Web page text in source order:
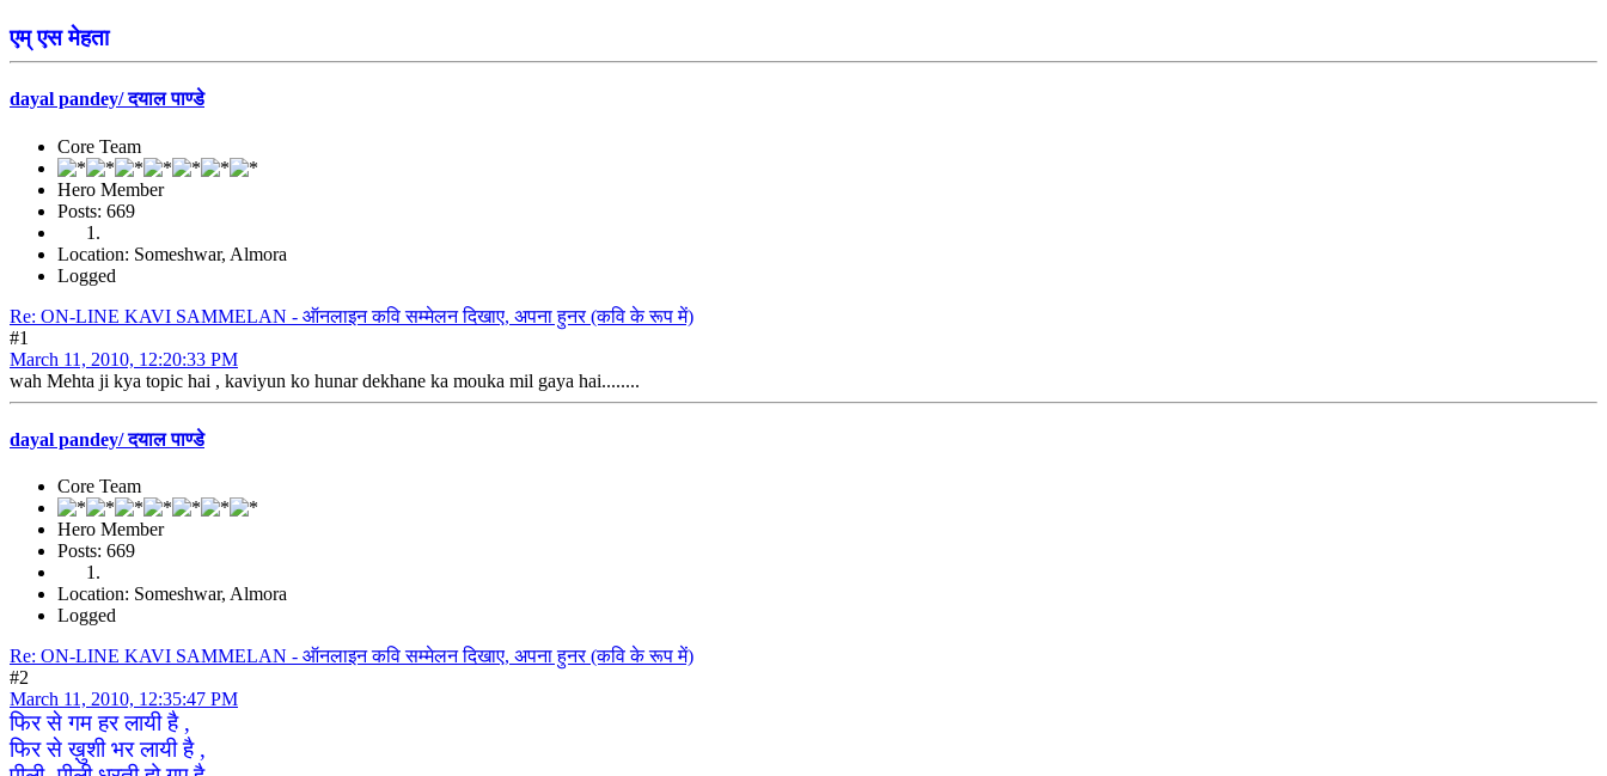
एम् एस मेहता
dayal pandey/ दयाल पाण्डे
Core Team
Hero Member
Posts: 669
Location: Someshwar, Almora
Logged
Re: ON-LINE KAVI SAMMELAN - ऑनलाइन कवि सम्मेलन दिखाए, अपना हुनर (कवि के रूप में)
#1
March 11, 2010, 12:20:33 PM
wah Mehta ji kya topic hai , kaviyun ko hunar dekhane ka mouka mil gaya hai........
dayal pandey/ दयाल पाण्डे
Core Team
Hero Member
Posts: 669
Location: Someshwar, Almora
Logged
Re: ON-LINE KAVI SAMMELAN - ऑनलाइन कवि सम्मेलन दिखाए, अपना हुनर (कवि के रूप में)
#2
March 11, 2010, 12:35:47 PM
फिर से गम हर लायी है ,
फिर से ख़ुशी भर लायी है ,